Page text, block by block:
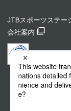
JTBスポーツステー
会社案内
このサイ
Googleの